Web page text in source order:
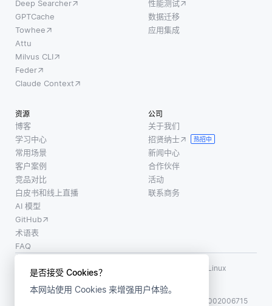
是否接受 Cookies？
本网站使用 Cookies 来增强用户体验。
Deep Searcher
GPTCache
Towhee
Attu
Milvus CLI
Feder
Claude Context
性能测试
数据迁移
应用集成
资源
博客
学习中心
常用场景
客户案例
竞品对比
白皮书和线上直播
AI 模型
GitHub
术语表
FAQ
公司
关于我们
招贤纳士
热招中
新闻中心
合作伙伴
活动
联系商务
使用条款·个人信息保护政策·数据安全政策
LF AI、LF AI & Data、Milvus，以及相关的开源项目名称为 Linux
Foundation 所有商标
版权所有 ©2026 上海赜睿信息科技有限公司保留所有权利
沪公网安备31011002006715